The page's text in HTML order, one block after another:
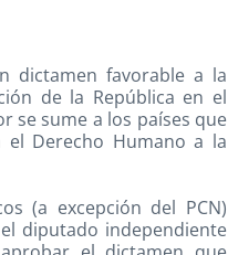
dictamen favorable a la
de la República en el
se sume a los países que
el Derecho Humano a la
(a excepción del PCN)
diputado independiente